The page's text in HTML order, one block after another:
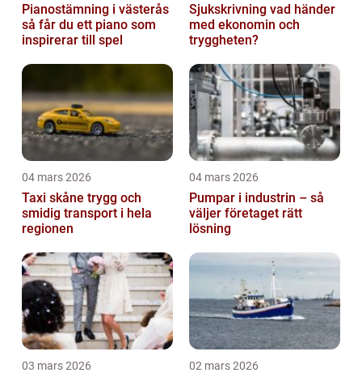
Pianostämning i västerås
så får du ett piano som
inspirerar till spel
Sjukskrivning vad händer
med ekonomin och
tryggheten?
04 mars 2026
Taxi skåne trygg och
smidig transport i hela
regionen
04 mars 2026
Pumpar i industrin – så
väljer företaget rätt
lösning
03 mars 2026 02 mars 2026